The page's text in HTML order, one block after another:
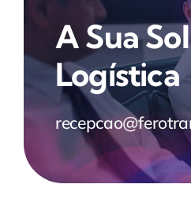
A Sua
Logística